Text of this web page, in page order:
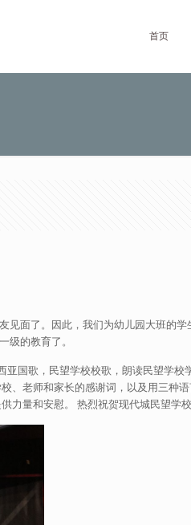
首页
面了。因此，我们为幼儿园大班的
级的教育了。
国歌，民望学校校歌，朗读民望学
老师和家长的感谢词，以及用三种
量和安慰。 热烈祝贺现代城民望学